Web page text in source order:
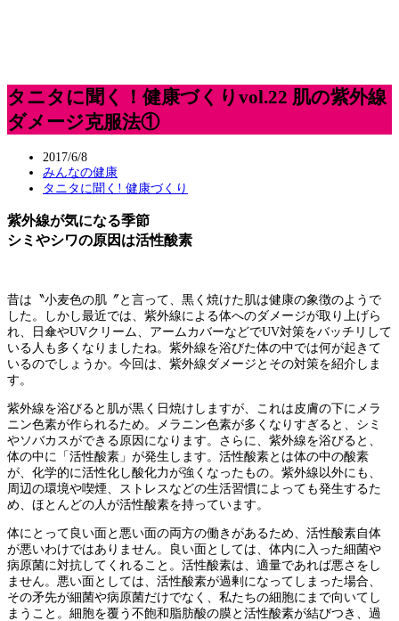
タニタに聞く！健康づくりvol.22 肌の紫外線
ダメージ克服法①
2017/6/8
みんなの健康
タニタに聞く! 健康づくり
紫外線が気になる季節
シミやシワの原因は活性酸素
昔は〝小麦色の肌〞と言って、黒く焼けた肌は健康の象徴のようで
した。しかし最近では、紫外線による体へのダメージが取り上げら
れ、日傘やUVクリーム、アームカバーなどでUV対策をバッチリして
いる人も多くなりましたね。紫外線を浴びた体の中では何が起きて
いるのでしょうか。今回は、紫外線ダメージとその対策を紹介しま
す。
紫外線を浴びると肌が黒く日焼けしますが、これは皮膚の下にメラ
ニン色素が作られるため。メラニン色素が多くなりすぎると、シミ
やソバカスができる原因になります。さらに、紫外線を浴びると、
体の中に「活性酸素」が発生します。活性酸素とは体の中の酸素
が、化学的に活性化し酸化力が強くなったもの。紫外線以外にも、
周辺の環境や喫煙、ストレスなどの生活習慣によっても発生するた
め、ほとんどの人が活性酸素を持っています。
体にとって良い面と悪い面の両方の働きがあるため、活性酸素自体
が悪いわけではありません。良い面としては、体内に入った細菌や
病原菌に対抗してくれること。活性酸素は、適量であれば悪さをし
ません。悪い面としては、活性酸素が過剰になってしまった場合、
その矛先が細菌や病原菌だけでなく、私たちの細胞にまで向いてし
まうこと。細胞を覆う不飽和脂肪酸の膜と活性酸素が結びつき、過